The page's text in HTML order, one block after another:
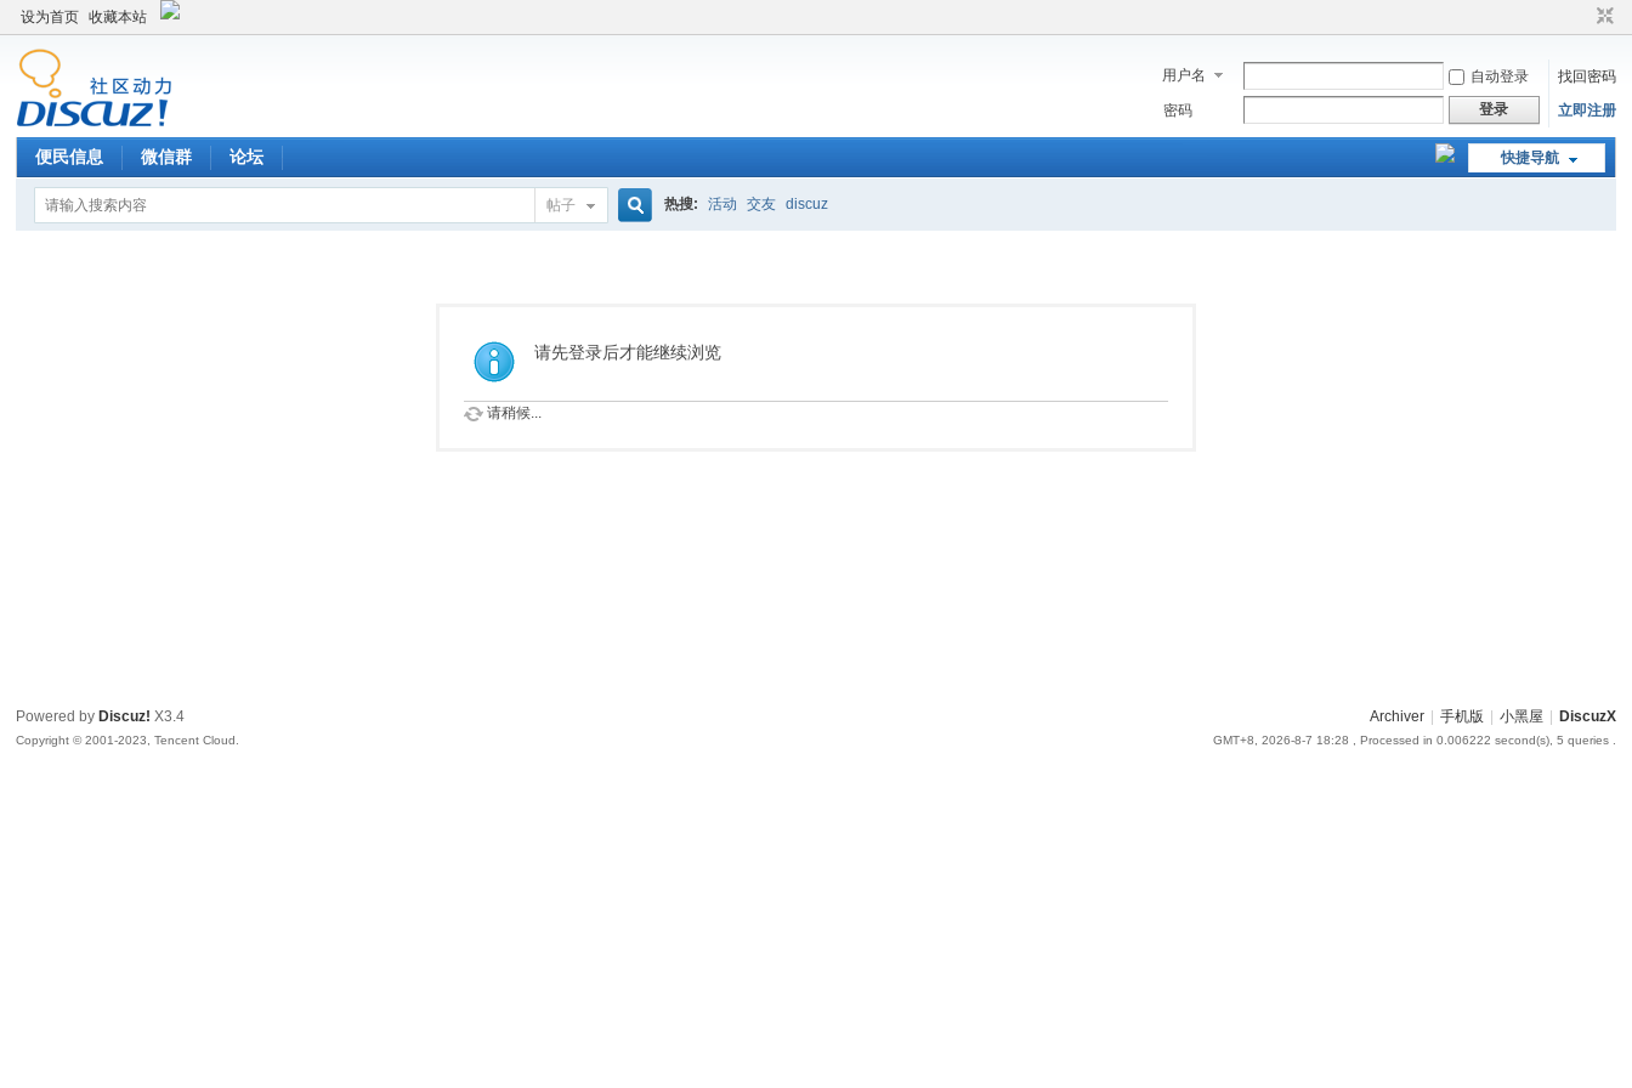
设为首页 收藏本站
用户名 自动登录
找回密码
密码
登录 立即注册
快捷导航
便民信息 微信群 论坛
帖子
索
热搜: 活动 交友 discuz
请先登录后才能继续浏览
请稍候...
Archiver 手机版 小黑屋 DiscuzX
GMT+8, 2026-8-7 18:28 , Processed in 0.006222 second(s), 5 queries .
Powered by Discuz! X3.4
Copyright © 2001-2023, Tencent Cloud.